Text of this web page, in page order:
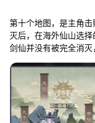
第十个地图，是主角
灭后，在海外仙山选
剑仙并没有被完全消灭